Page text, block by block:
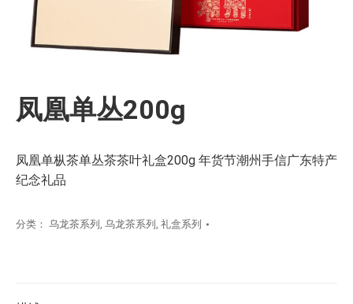
凤凰单丛200g
凤凰单枞茶单丛茶茶叶礼盒200g 年货节潮州手信广东特产
纪念礼品
分类： 乌龙茶系列 , 乌龙茶系列 , 礼盒系列